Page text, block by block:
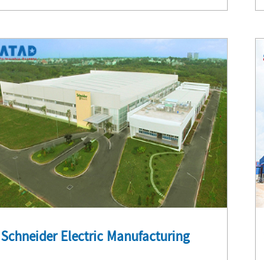
Schneider Electric Manufacturing